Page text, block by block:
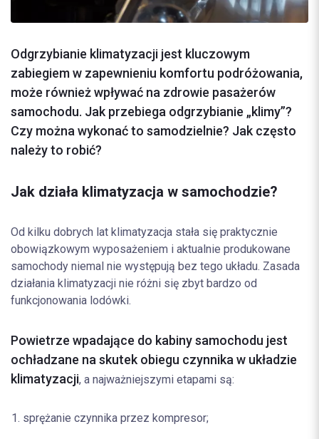
Odgrzybianie klimatyzacji jest kluczowym
zabiegiem w zapewnieniu komfortu podróżowania,
może również wpływać na zdrowie pasażerów
samochodu. Jak przebiega odgrzybianie „klimy”?
Czy można wykonać to samodzielnie? Jak często
należy to robić?
Jak działa klimatyzacja w samochodzie?
Od kilku dobrych lat klimatyzacja stała się praktycznie
obowiązkowym wyposażeniem i aktualnie produkowane
samochody niemal nie występują bez tego układu. Zasada
działania klimatyzacji nie różni się zbyt bardzo od
funkcjonowania lodówki.
Powietrze wpadające do kabiny samochodu jest
ochładzane na skutek obiegu czynnika w układzie
klimatyzacji, a najważniejszymi etapami są:
sprężanie czynnika przez kompresor;